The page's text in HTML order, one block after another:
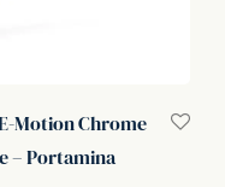
Motion Chrome
– Portamina